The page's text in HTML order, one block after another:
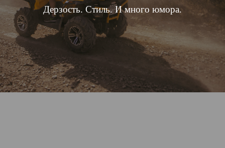
Дерзость. Стиль. И много юмора.